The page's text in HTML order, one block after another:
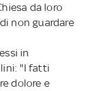
da loro
non guardare
in
"I fatti
dolore e